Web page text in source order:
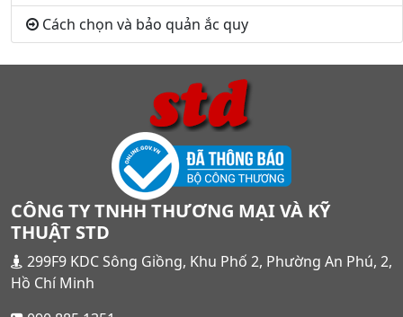
Cách chọn và bảo quản ắc quy
CÔNG TY TNHH THƯƠNG MẠI VÀ KỸ
THUẬT STD
299F9 KDC Sông Giồng, Khu Phố 2, Phường An Phú, 2,
Hồ Chí Minh